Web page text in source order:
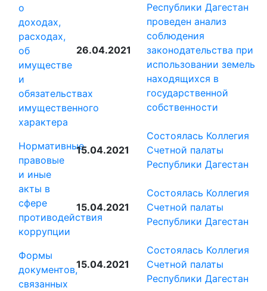
о
доходах,
расходах,
об
имуществе
и
обязательствах
имущественного
характера
Нормативные
правовые
и иные
акты в
сфере
противодействия
коррупции
Формы
документов,
связанных
26.04.2021
Республики Дагестан
проведен анализ
соблюдения
законодательства при
использовании земель
находящихся в
государственной
собственности
15.04.2021
Состоялась Коллегия
Счетной палаты
Республики Дагестан
15.04.2021
Состоялась Коллегия
Счетной палаты
Республики Дагестан
15.04.2021
Состоялась Коллегия
Счетной палаты
Республики Дагестан